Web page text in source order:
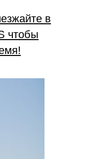
в
чтобы